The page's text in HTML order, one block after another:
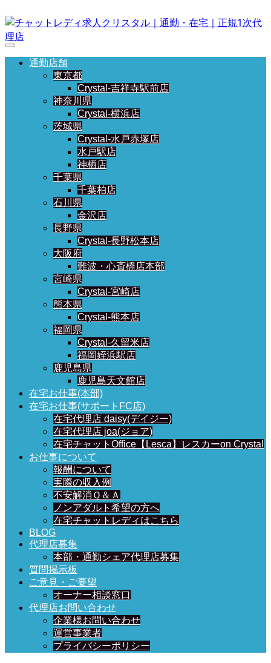
通勤店舗
東京都
Crystal-吉祥寺駅前店
神奈川県
Crystal-横浜店
茨城県
Crystal-水戸赤塚店
水戸駅店
神栖店
千葉県
千葉柏店
石川県
金沢店
長野県
Crystal-長野松本店
大阪府
難波・心斎橋店本部
宮崎県
Crystal-宮崎店
熊本県
Crystal-熊本店
福岡県
Crystal-久留米店
福岡姪浜駅店
鹿児島県
鹿児島天文館店
在宅お仕事(本部)
在宅お仕事(サポートFC店)
在宅代理店 daisy(デイジー)
在宅代理店 joa(ジョア)
在宅チャットOffice【Lesca】レスカーon Crystal
お仕事について
報酬について
実際の収入例
不安解消Ｑ＆Ａ
ノンアダルト希望の方へ
在宅チャットレディはこちら
BLOG
代理店募集
本部・通勤シェア代理店募集
質問掲示板
ご意見・ご要望
オーナー相談窓口
代理店お問い合わせ
企業様お問い合わせ
運営事業者
プライバシーポリシー